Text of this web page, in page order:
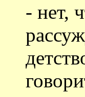
- нет,